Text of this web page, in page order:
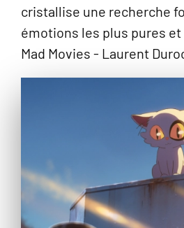
cristallise une recherche
émotions les plus pures
Mad Movies - Laurent